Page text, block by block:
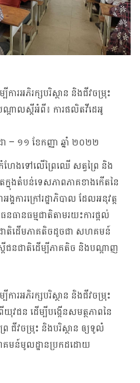
ារអភិរក្សបរិស្ថាន និងជីវចម្រុះ
ណ្តាលស្តីអំពី៖ ការផលិតវីដេអូ
ា – ១១ ខែកញ្ញា ឆ្នាំ ២០២២
ែងទៅលើព្រៃឈើ សត្វព្រៃ និង
នុងតំបន់ទេសភាពភាគខាងកើតនៃ
ង្គការក្រៅរដ្ឋាភិបាល ដែលអនុវត្ត
នធាន​ធម្មជាតិតាមរយះការផ្តល់
ដើមភាគតិចដូចជា សហគមន៍
តីជនជាតិដើម្បីភាគតិច និងបណ្តាញ
ារអភិរក្សបរិស្ថាន និងជីវចម្រុះ
វជន ដើម្បីបង្កើនសមត្ថភាពនៃ
ៃ ជីវចម្រុះ និងបរិស្ថាន ឲ្យទូលំ
ន៍មូលដ្ឋានប្រកដដោយ